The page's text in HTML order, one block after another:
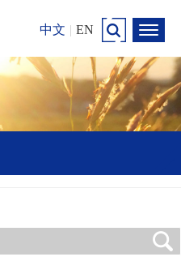
中文 | EN
更新时间：2026-08-08